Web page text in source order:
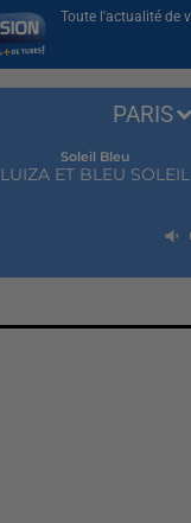
Toute l'actualité de
Soleil Bleu
LUIZA ET BLEU SOLEIL
PARIS